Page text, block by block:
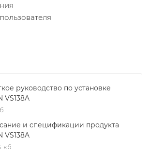
руководство по установке
VS138A
и спецификации продукта
VS138A
кб